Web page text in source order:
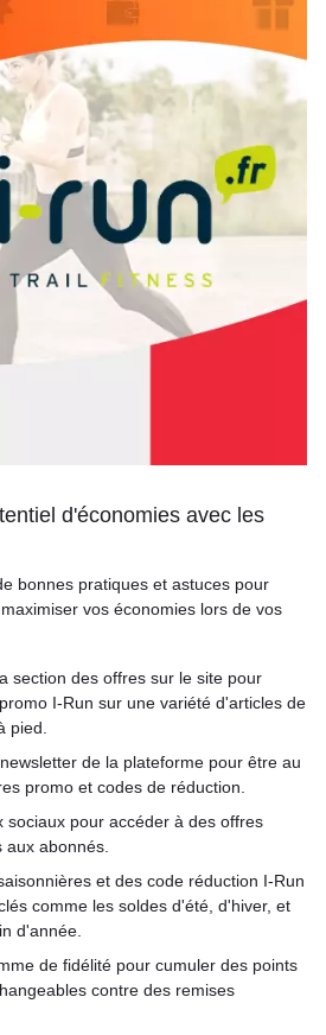
d'économies avec les
bonnes pratiques et astuces pour
vos économies lors de vos
section des offres sur le site pour
I-Run sur une variété d'articles de
pied.
de la plateforme pour être au
promo et codes de réduction.
sociaux pour accéder à des offres
abonnés.
et des code réduction I-Run
comme les soldes d'été, d'hiver, et
d'année.
de fidélité pour cumuler des points
contre des remises